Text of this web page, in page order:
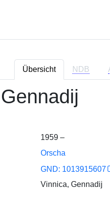
Übersicht NDB
1959 –
Orscha
GND: 1013915607
Vinnica, Gennadij